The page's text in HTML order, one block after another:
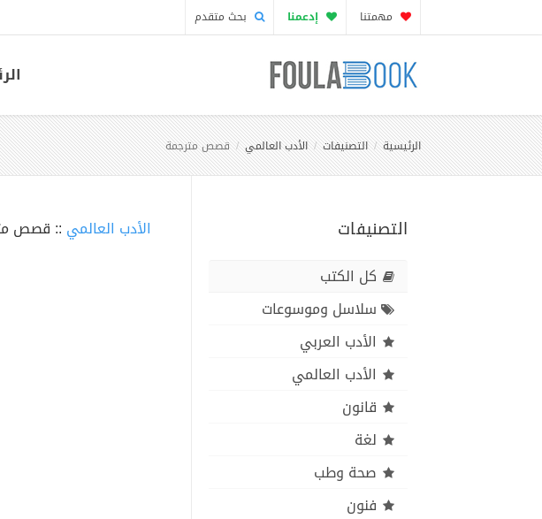
مهمتنا إدعمنا بحث متقدم
الرئيسية التصنيفات الأدب العالمي قصص مترجمة
التصنيفات
كل الكتب
سلاسل وموسوعات
الأدب العربي
الأدب العالمي
قانون
لغة
صحة وطب
فنون
الأدب العالمي :: قصص